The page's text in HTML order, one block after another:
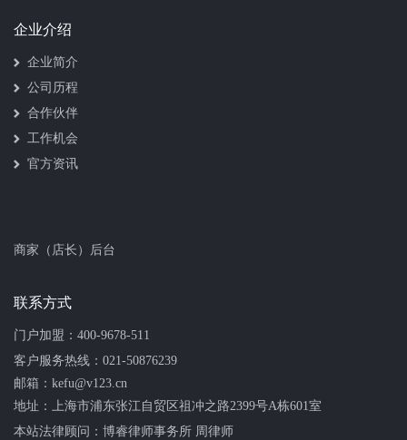
企业介绍
企业简介
公司历程
合作伙伴
工作机会
官方资讯
商家（店长）后台
联系方式
门户加盟： 400-9678-511
客户服务热线： 021-50876239
邮箱：kefu@v123.cn
地址：上海市浦东张江自贸区祖冲之路2399号A栋601室
本站法律顾问： 博睿律师事务所 周律师